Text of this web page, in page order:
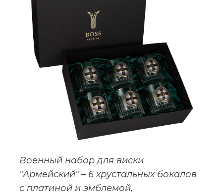
Военный набор для виски
"Армейский" – 6 хрустальных бокалов
с платиной и эмблемой,